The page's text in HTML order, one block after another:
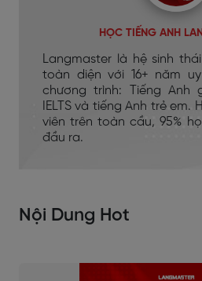
HỌC TIẾNG ANH
Langmaster là hệ sinh
toàn diện với 16+ năm
chương trình: Tiếng Anh
IELTS và tiếng Anh trẻ
viên trên toàn cầu, 95%
đầu ra.
Nội Dung Hot